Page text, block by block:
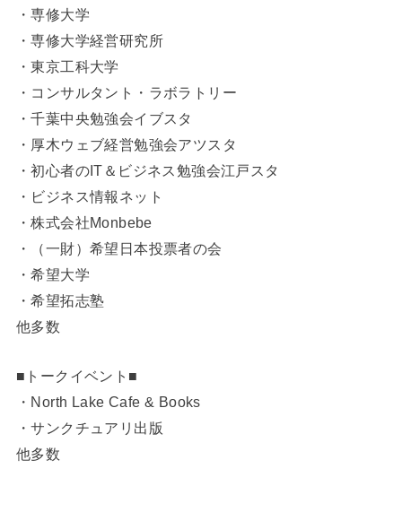
・専修大学
・専修大学経営研究所
・東京工科大学
・コンサルタント・ラボラトリー
・千葉中央勉強会イブスタ
・厚木ウェブ経営勉強会アツスタ
・初心者のIT＆ビジネス勉強会江戸スタ
・ビジネス情報ネット
・株式会社Monbebe
・（一財）希望日本投票者の会
・希望大学
・希望拓志塾
他多数
■トークイベント■
・North Lake Cafe & Books
・サンクチュアリ出版
他多数